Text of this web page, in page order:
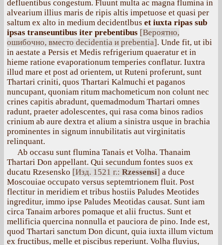
defluentibus congestum. Fluunt multa ас magna flumina in
alvearium illius maris de ripis altis impetuose et quasi per
saltum ex alto in medium decidentlbus et iuxta ripas sub
ipsas transeuntibus iter prebentibus [Вероятно,
ошибочно, вместо decidentia и prebentia]. Unde fit, ut ibi
in aestate a Persis et Medis refrigerium quaeratur et in
hieme ratione evaporationum temperies conflatur. Iuxtra
illud mare et post ad orientem, ut Ruteni proferunt, sunt
Thartari criniti, quos Thartari Kalmuchi et paganos
nuncupant, quoniam ritum machometicum non colunt nec
crines capitis abradunt, quemadmodum Thartari omnes
radunt, praeter adolescentes, qui rasa coma binos radios
crinium ab aure dextra et alium a sinistra usque in brachia
prominentes in signum innubilitatis aut virginitatis
relinquant.
Ab occasu sunt flumina Tanais et Volha. Thanaim
Thartari Don appellant. Qui secundum fontes suos ex
ducatu Rzesensko [Изд. 1521 г.: Rzessensi] a duce
Moscouiae occupato versus septemtrionem fluit. Post
flectitur in meridiem et tribus hostiis Paludes Meotides
ingreditur, immo ipse Paludes Meotidas causat. Sunt iam
circa Tanaim arbores pomaque et alii fructus. Sunt et
mellificia quercina nonnulla et pauciora de pino. Inde est,
quod Thartari sanctum Don dicunt, quia iuxta illum victum
ex fructibus, melle et piscibus reperiunt. Volha fluvius,